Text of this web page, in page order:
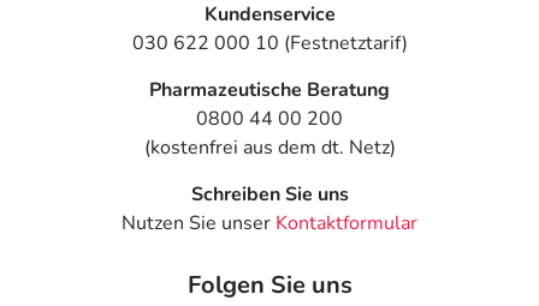
Kundenservice
030 622 000 10 (Festnetztarif)
Pharmazeutische Beratung
0800 44 00 200
(kostenfrei aus dem dt. Netz)
Schreiben Sie uns
Nutzen Sie unser Kontaktformular
Folgen Sie uns